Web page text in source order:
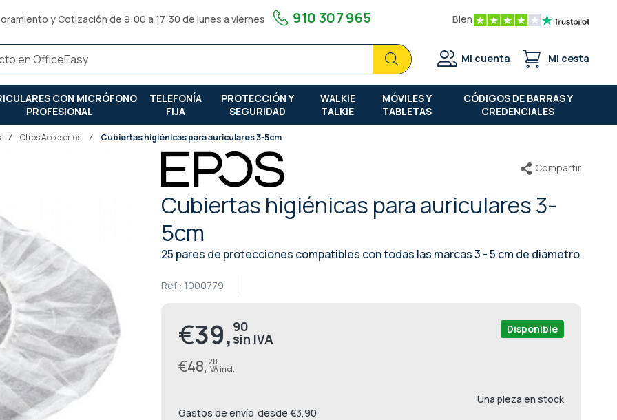
y Cotización de 9:00 a 17:30 de lunes a viernes 910 307 965 Bien
BuscarBuscar
Mi cuenta Mi cesta
CON MICRÓFONO
PROFESIONAL
TELEFONÍA
FIJA
PROTECCIÓN Y
SEGURIDAD
WALKIE
TALKIE
MÓVILES Y
TABLETAS
CÓDIGOS DE BARRAS Y
CREDENCIALES
Otros Accesorios Cubiertas higiénicas para auriculares 3-5cm
Cubiertas higiénicas para auriculares 3-
5cm
25 pares de protecciones compatibles con todas las marcas 3 - 5 cm de diámetro
Ref : 1000779
Compartir
€39, 90
€48, 28
Una pieza en stock
Disponible
Gastos de envío desde €3,90